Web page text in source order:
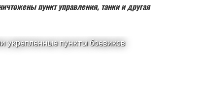
пункт управления, танки и другая